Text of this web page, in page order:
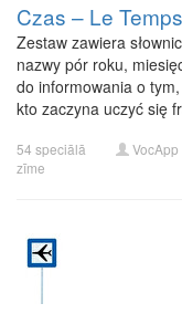
Czas – Le Temps
Zestaw zawiera
nazwy pór roku,
do informowania o
kto zaczyna uczyć się
54 speciālā
zīme
VocApp